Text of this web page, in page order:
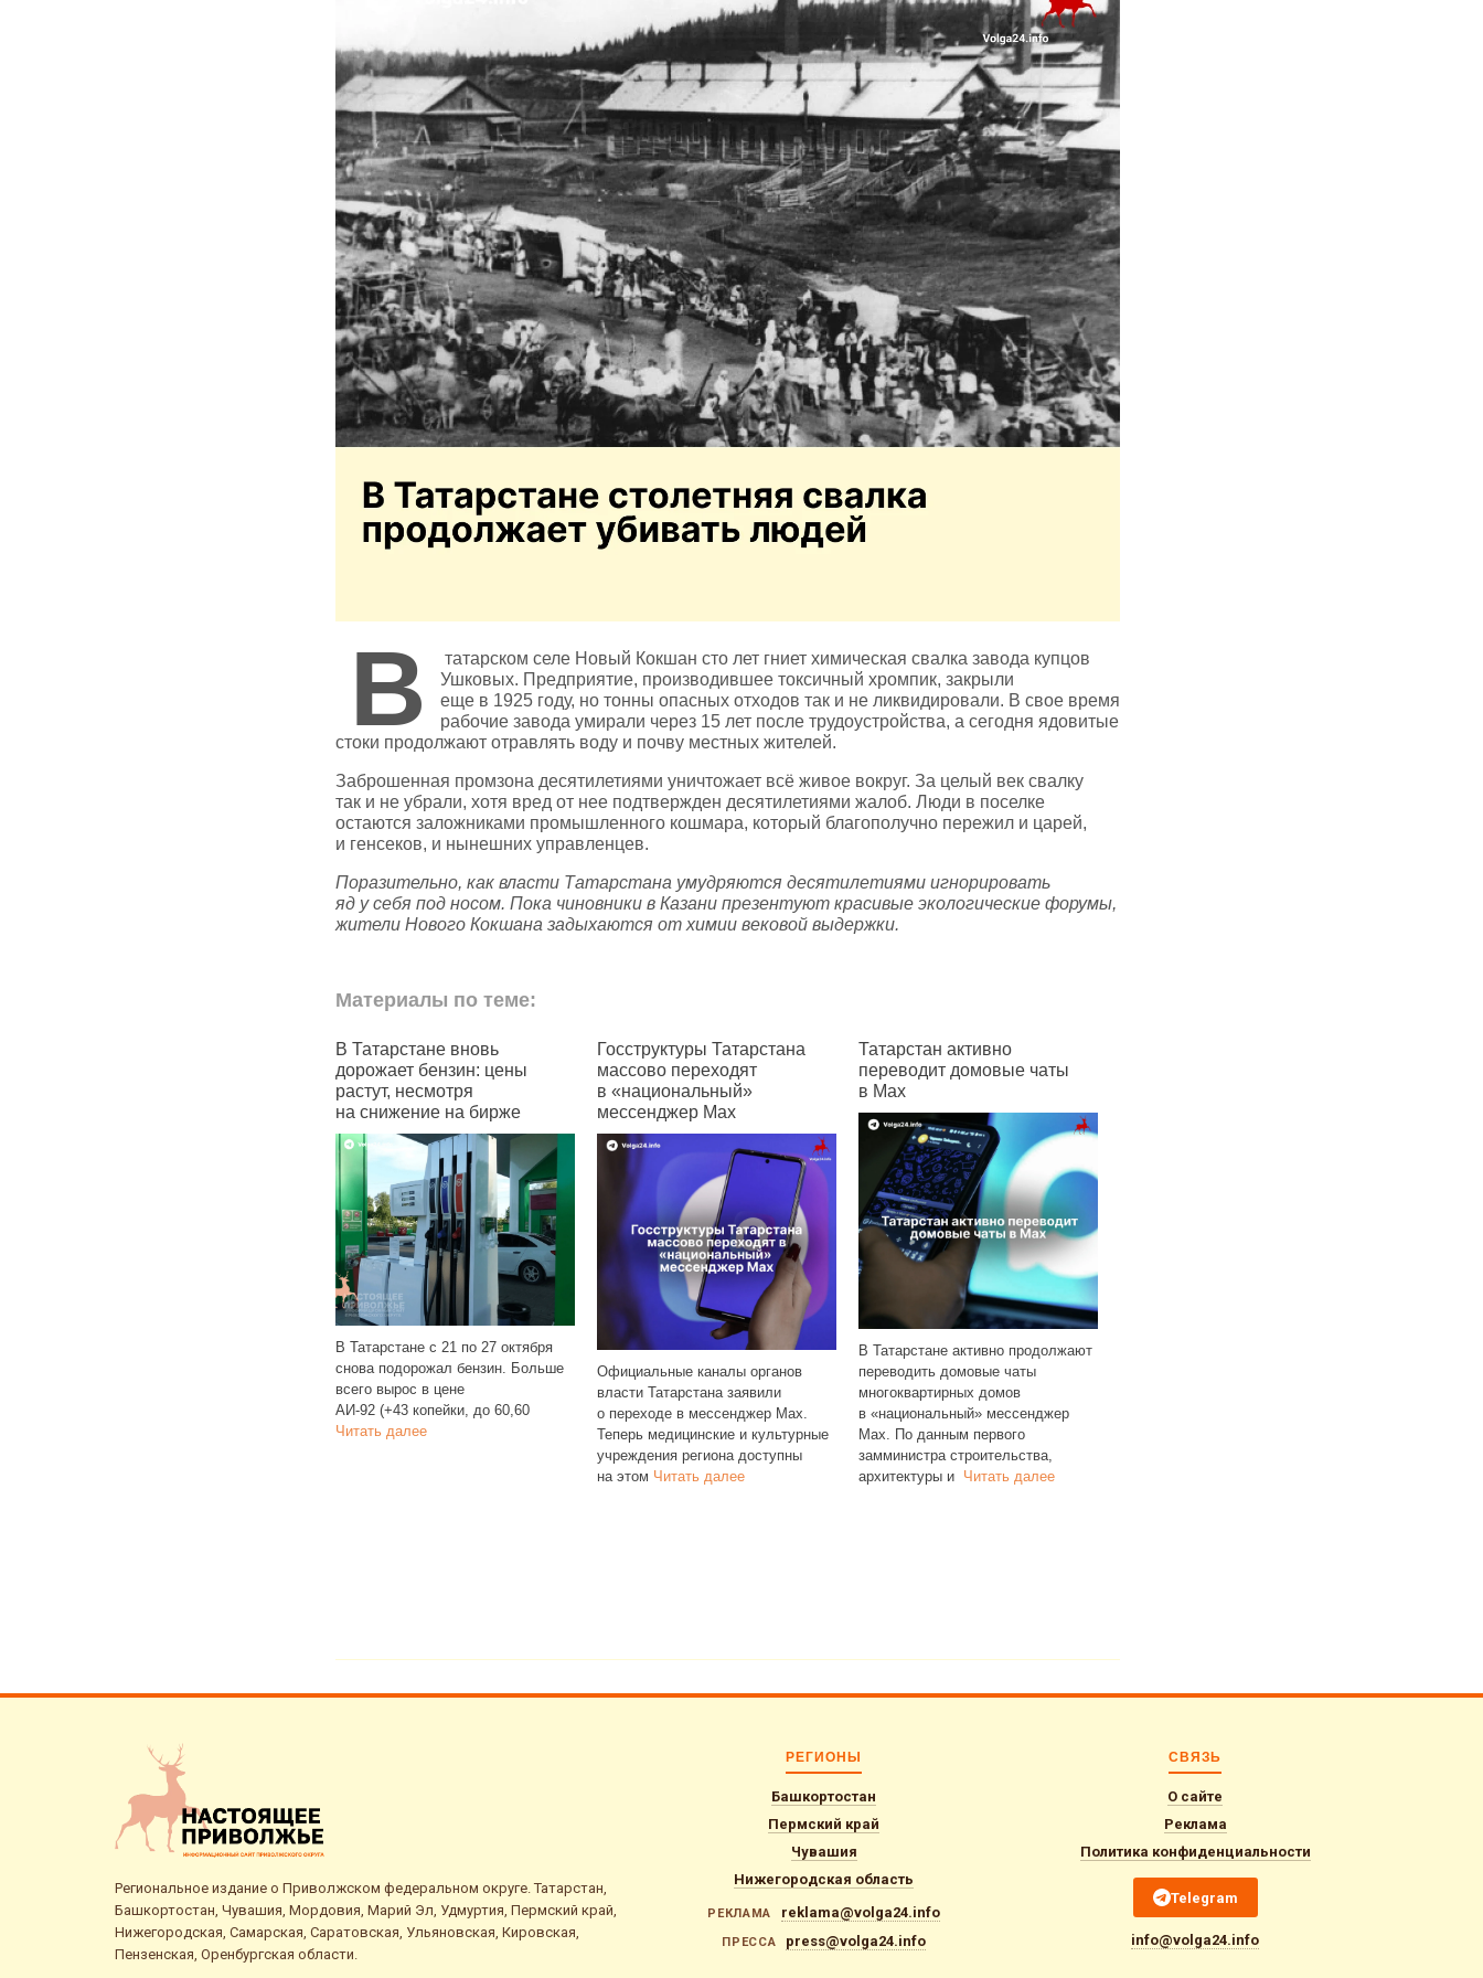
В
татарском селе Новый Кокшан сто лет гниет химическая свалка завода купцов
Ушковых. Предприятие, производившее токсичный хромпик, закрыли
еще в 1925 году, но тонны опасных отходов так и не ликвидировали. В свое время
рабочие завода умирали через 15 лет после трудоустройства, а сегодня ядовитые
стоки продолжают отравлять воду и почву местных жителей.
Заброшенная промзона десятилетиями уничтожает всё живое вокруг. За целый век свалку
так и не убрали, хотя вред от нее подтвержден десятилетиями жалоб. Люди в поселке
остаются заложниками промышленного кошмара, который благополучно пережил и царей,
и генсеков, и нынешних управленцев.
Поразительно, как власти Татарстана умудряются десятилетиями игнорировать
яд у себя под носом. Пока чиновники в Казани презентуют красивые экологические форумы,
жители Нового Кокшана задыхаются от химии вековой выдержки.
Материалы по теме:
В Татарстане вновь
дорожает бензин: цены
растут, несмотря
на снижение на бирже
В Татарстане с 21 по 27 октября
снова подорожал бензин. Больше
всего вырос в цене
АИ‑92 (+43 копейки, до 60,60
Читать далее
Госструктуры Татарстана
массово переходят
в «национальный»
мессенджер Max
Официальные каналы органов
власти Татарстана заявили
о переходе в мессенджер Max.
Теперь медицинские и культурные
учреждения региона доступны
Читать далее
Татарстан активно
переводит домовые чаты
В Татарстане активно продолжают
переводить домовые чаты
многоквартирных домов
в «национальный» мессенджер
Max. По данным первого
замминистра строительства,
архитектуры иЧитать далее
больше всего подорожал
В Татарстане очередной рост
цен на бензин и в этот раз больше
увеличилась на 43
Региональное издание о Приволжском федеральном округе. Татарстан,
Башкортостан, Чувашия, Мордовия, Марий Эл, Удмуртия, Пермский край,
Нижегородская, Самарская, Саратовская, Ульяновская, Кировская,
Пензенская, Оренбургская области.
РЕГИОНЫ
Башкортостан
Пермский край
Чувашия
Нижегородская область
РЕКЛАМА reklama@volga24.info
ПРЕССА press@volga24.info
СВЯЗЬ
О сайте
Реклама
Политика конфиденциальности
Telegram
info@volga24.info